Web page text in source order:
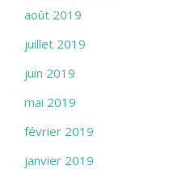
août 2019
juillet 2019
juin 2019
mai 2019
février 2019
janvier 2019